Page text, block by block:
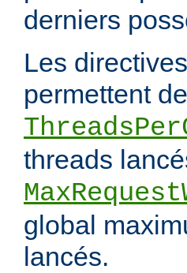
derniers
Les
permettent
threads
global
lancés.